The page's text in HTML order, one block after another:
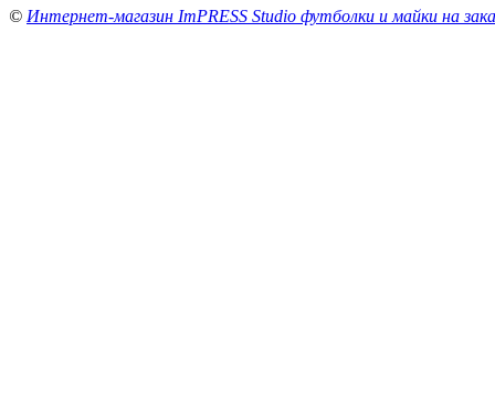
© Интернет-магазин ImPRESS Studio футболки и майки на